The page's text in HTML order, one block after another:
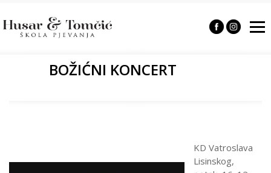
BOŽIĆNI KONCERT
KD Vatroslava
Lisinskog,